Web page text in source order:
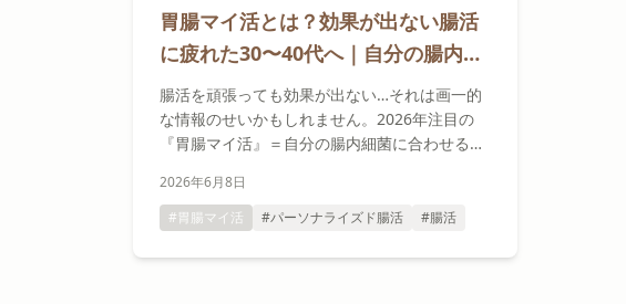
胃腸マイ活とは？効果が出ない腸活
に疲れた30〜40代へ｜自分の腸内細
菌に合わせる2026年の新潮流
腸活を頑張っても効果が出ない…それは画一的
な情報のせいかもしれません。2026年注目の
『胃腸マイ活』＝自分の腸内細菌に合わせるパ
見と科学的根拠から解説します。
2026年6月8日
#胃腸マイ活
#パーソナライズド腸活 #腸活